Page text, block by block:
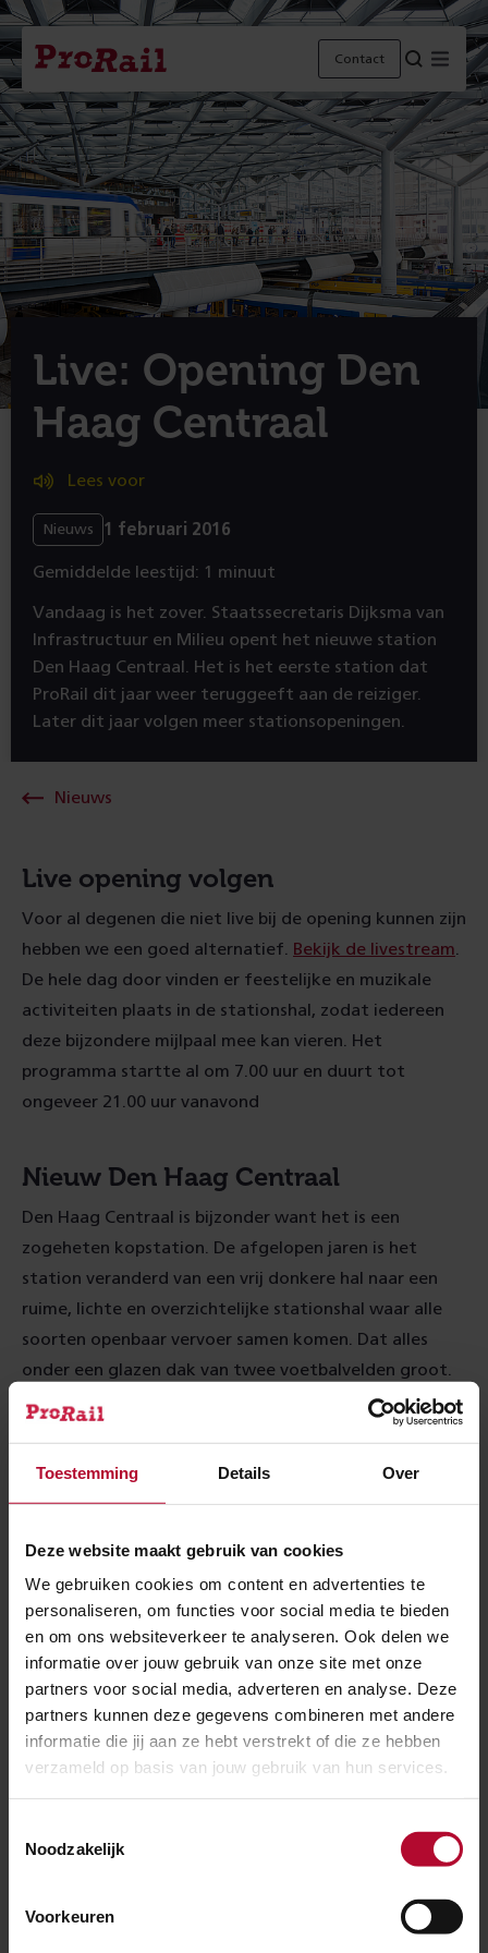
Toestemming Details Over
Deze website maakt gebruik van cookies
We gebruiken cookies om content en advertenties te
personaliseren, om functies voor social media te bieden
en om ons websiteverkeer te analyseren. Ook delen we
informatie over jouw gebruik van onze site met onze
partners voor social media, adverteren en analyse. Deze
partners kunnen deze gegevens combineren met andere
informatie die jij aan ze hebt verstrekt of die ze hebben
verzameld op basis van jouw gebruik van hun services.
Noodzakelijk
Voorkeuren
Navigatie
Homepage
ProRail
Contact Menu
Live: Opening Den
Haag Centraal
Lees voor
Nieuws 1 februari 2016
Gemiddelde leestijd: 1 minuut
Vandaag is het zover. Staatssecretaris Dijksma van
Infrastructuur en Milieu opent het nieuwe station
Den Haag Centraal. Het is het eerste station dat
ProRail dit jaar weer teruggeeft aan de reiziger.
Later dit jaar volgen meer stationsopeningen.
Nieuws
Live opening volgen
Voor al degenen die niet live bij de opening kunnen zijn
hebben we een goed alternatief.
Bekijk de livestream
De hele dag door vinden er feestelijke en muzikale
activiteiten plaats in de stationshal, zodat iedereen
deze bijzondere mijlpaal mee kan vieren. Het
programma startte al om 7.00 uur en duurt tot
ongeveer 21.00 uur vanavond
Nieuw Den Haag Centraal
Den Haag Centraal is bijzonder want het is een
zogeheten kopstation. De afgelopen jaren is het
station veranderd van een vrij donkere hal naar een
ruime, lichte en overzichtelijke stationshal waar alle
soorten openbaar vervoer samen komen. Dat alles
onder een glazen dak van twee voetbalvelden groot.
Op verschillende verdiepingen van het station vinden
de reizigers gemakkelijk aansluiting op het Haagse
Door de vernieuwing is het station nu voorbereid op
mensen gebruik van het station. De verwachting is dat
dat aantal groeit naar 270.000 in 2025.
Meer openingen
Inmiddels is een aantal grote stationsprojecten
opgeleverd. Als eerste was dat Rotterdam Centraal,
afgelopen jaar volgden Delft en Arnhem Centraal. Nu
volgt Den Haag Centraal. Later dit jaar zal ProRail ook
de stations Breda, Tilburg, Eindhoven en Utrecht
Centraal teruggeven aan de reiziger.